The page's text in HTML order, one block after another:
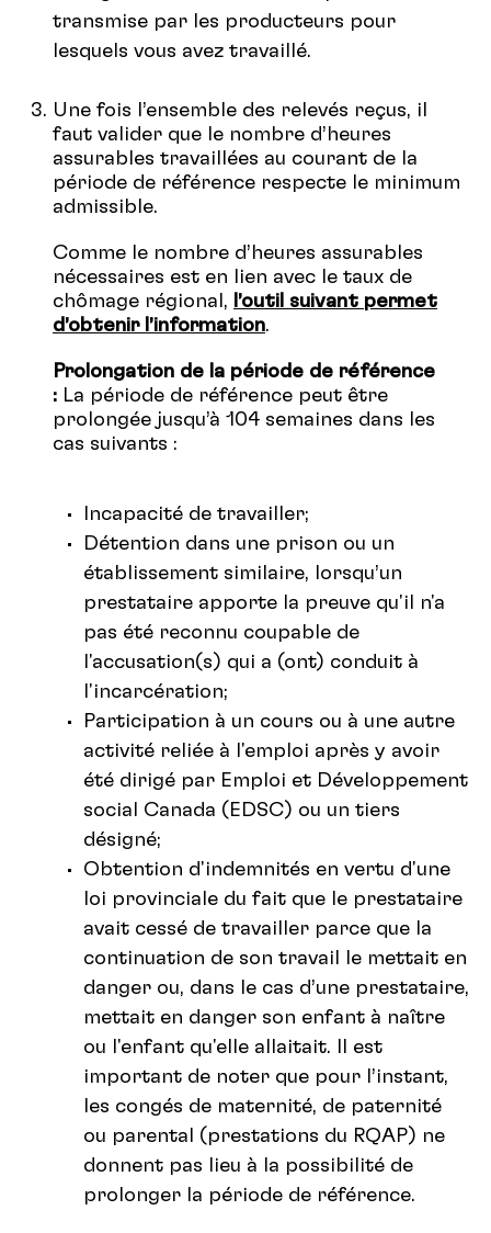
transmise par les producteurs pour
lesquels vous avez travaillé.
Une fois l’ensemble des relevés reçus, il
faut valider que le nombre d’heures
assurables travaillées au courant de la
période de référence respecte le minimum
admissible.
Comme le nombre d’heures assurables
nécessaires est en lien avec le taux de
chômage régional,
l’outil suivant permet
d’obtenir l’information.
Prolongation de la période de référence
: La période de référence peut être
prolongée jusqu’à 104 semaines dans les
cas suivants :
Incapacité de travailler;
Détention dans une prison ou un
établissement similaire, lorsqu’un
prestataire apporte la preuve qu'il n'a
pas été reconnu coupable de
l'accusation(s) qui a (ont) conduit à
l'incarcération;
Participation à un cours ou à une autre
activité reliée à l'emploi après y avoir
été dirigé par Emploi et Développement
social Canada (EDSC) ou un tiers
désigné;
Obtention d'indemnités en vertu d'une
loi provinciale du fait que le prestataire
avait cessé de travailler parce que la
continuation de son travail le mettait en
danger ou, dans le cas d’une prestataire,
mettait en danger son enfant à naître
ou l'enfant qu'elle allaitait. Il est
important de noter que pour l’instant,
les congés de maternité, de paternité
ou parental (prestations du RQAP) ne
donnent pas lieu à la possibilité de
prolonger la période de référence.